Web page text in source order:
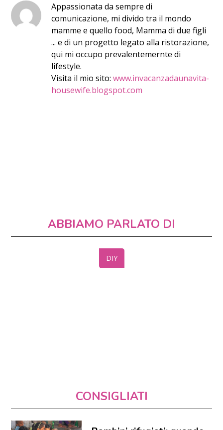
Appassionata da sempre di
comunicazione, mi divido tra il mondo
mamme e quello food, Mamma di due figli
... e di un progetto legato alla ristorazione,
qui mi occupo prevalentemernte di
lifestyle.
Visita il mio sito:www.invacanzadaunavita-
housewife.blogspot.com
ABBIAMO PARLATO DI
DIY
CONSIGLIATI